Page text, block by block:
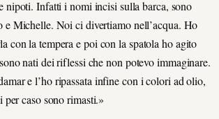
nipoti. Infatti i nomi incisi sulla barca, sono
Michelle. Noi ci divertiamo nell’acqua. Ho
con la tempera e poi con la spatola ho agito
nati dei riflessi che non potevo immaginare.
e l’ho ripassata infine con i colori ad olio,
caso sono rimasti.»